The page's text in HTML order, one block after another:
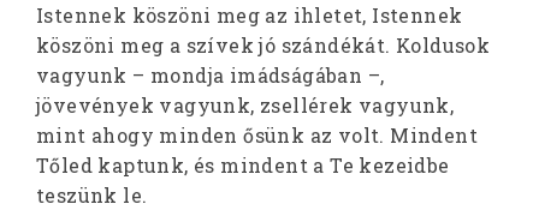
Istennek köszöni meg az ihletet, Istennek
köszöni meg a szívek jó szándékát. Koldusok
vagyunk – mondja imádságában –,
jövevények vagyunk, zsellérek vagyunk,
mint ahogy minden ősünk az volt. Mindent
Tőled kaptunk, és mindent a Te kezeidbe
teszünk le.